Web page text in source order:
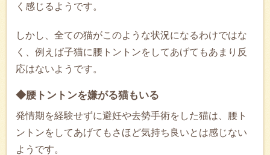
く感じるようです。
しかし、全ての猫がこのような状況になるわけではな
く、例えば子猫に腰トントンをしてあげてもあまり反
応はないようです。
◆腰トントンを嫌がる猫もいる
発情期を経験せずに避妊や去勢手術をした猫は、腰ト
ントンをしてあげてもさほど気持ち良いとは感じない
ようです。